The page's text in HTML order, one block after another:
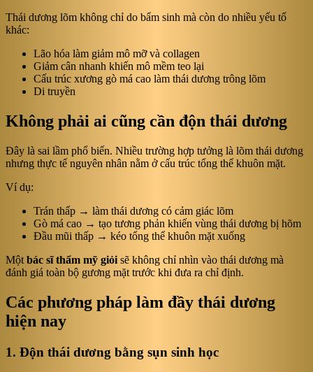
Thái dương lõm không chỉ do bẩm sinh mà còn do nhiều yếu tố
khác:
Lão hóa làm giảm mô mỡ và collagen
Giảm cân nhanh khiến mô mềm teo lại
Cấu trúc xương gò má cao làm thái dương trông lõm
Di truyền
Không phải ai cũng cần độn thái dương
Đây là sai lầm phổ biến. Nhiều trường hợp tưởng là lõm thái dương
nhưng thực tế nguyên nhân nằm ở cấu trúc tổng thể khuôn mặt.
Ví dụ:
Trán thấp → làm thái dương có cảm giác lõm
Gò má cao → tạo tương phản khiến vùng thái dương bị hõm
Đầu mũi thấp → kéo tổng thể khuôn mặt xuống
Một bác sĩ thẩm mỹ giỏi sẽ không chỉ nhìn vào thái dương mà
đánh giá toàn bộ gương mặt trước khi đưa ra chỉ định.
Các phương pháp làm đầy thái dương
hiện nay
1. Độn thái dương bằng sụn sinh học